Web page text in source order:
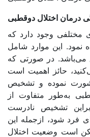
درمان اختلال دوقطبی
وجود دارد که
نمود. این موارد شامل
می‌باشد. در صورتی که
حائز اهمیت است
نموده و تشخیص
به‌طور متفاوت از
تشخیص نادرست
فرد شود، ازجمله این
است وضعیت اختلال